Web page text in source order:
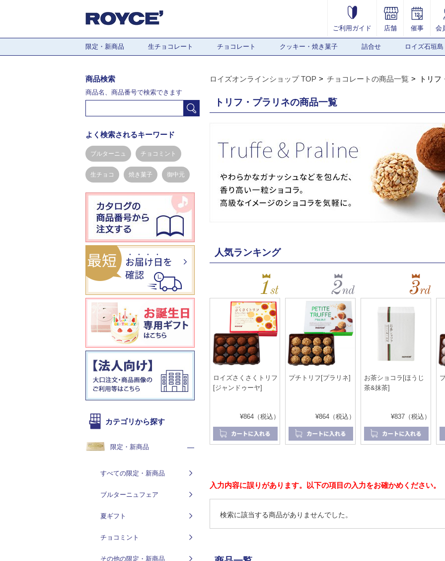
ご利用ガイド 店舗 催事 会
限定・新商品 生チョコレート チョコレート クッキー・焼き菓子 詰合せ ロイズ石垣島
ロイズオンラインショップ TOP チョコレートの商品一覧 トリ
トリフ・プラリネの商品一覧
人気ランキング
ロイズさくさくトリフ
[ジャンドゥーヤ]
¥864（税込）
プチトリフ[プラリネ]
¥864（税込）
お茶ショコラ[ほうじ
茶&抹茶]
¥837（税込）
入力内容に誤りがあります。以下の項目の入力をお確かめください。
検索に該当する商品がありませんでした。
商品検索
商品名、商品番号で検索できます
よく検索されるキーワード
ブルターニュ チョコミント
生チョコ 焼き菓子 御中元
カテゴリから探す
限定・新商品
すべての限定・新商品
ブルターニュフェア
夏ギフト
チョコミント
その他の限定・新商品